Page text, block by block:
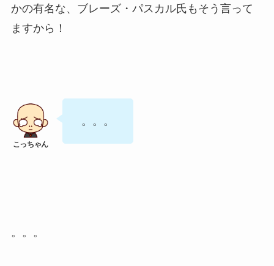
かの有名な、ブレーズ・パスカル氏もそう言って
ますから！
。。。
。。。